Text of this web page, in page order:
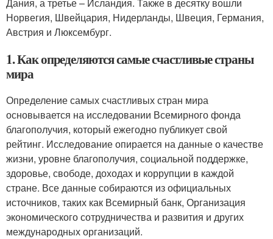
Норвегия, Швейцария, Нидерланды, Швеция, Германия,
Австрия и Люксембург.
1. Как определяются самые счастливые страны
мира
Определение самых счастливых стран мира
основывается на исследовании Всемирного фонда
благополучия, который ежегодно публикует свой
рейтинг. Исследование опирается на данные о качестве
жизни, уровне благополучия, социальной поддержке,
здоровье, свободе, доходах и коррупции в каждой
стране. Все данные собираются из официальных
источников, таких как Всемирный банк, Организация
экономического сотрудничества и развития и других
международных организаций.